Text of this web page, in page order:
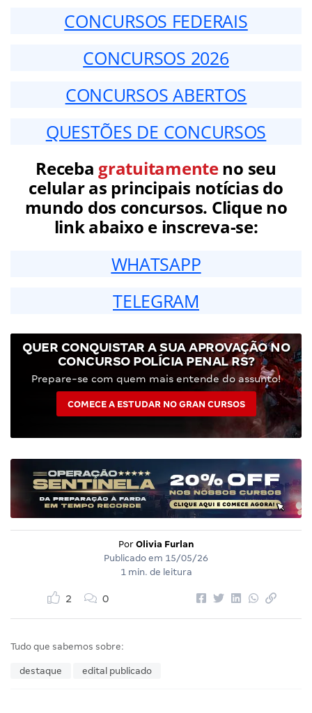
CONCURSOS FEDERAIS
CONCURSOS 2026
CONCURSOS ABERTOS
QUESTÕES DE CONCURSOS
Receba gratuitamenteno seu
celular as principais notícias do
mundo dos concursos. Clique no
link abaixo e inscreva-se:
WHATSAPP
TELEGRAM
QUER CONQUISTAR A SUA APROVAÇÃO NO
CONCURSO POLÍCIA PENAL RS?
Prepare-se com quem mais entende do assunto!
COMECE A ESTUDAR NO GRAN CURSOS
Por Olivia Furlan
Publicado em 15/05/26
1 min. de leitura
2 0
Tudo que sabemos sobre:
destaque edital publicado